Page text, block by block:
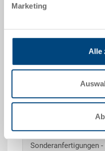
Marketing
Alle
Der Stapelbehälter
Belastbarkeit bestens
einsetzbar. Zudem lässt
Eurobehälter beliebig
(Behältermasse
gekennzeichnet und
Optionales Zubehör
Sonderanfertigungen